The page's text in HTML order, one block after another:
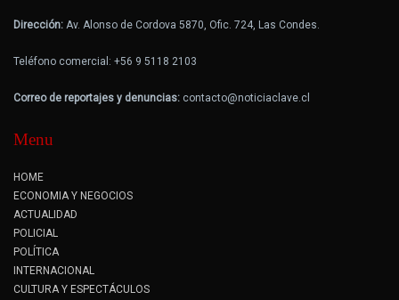
Dirección: Av. Alonso de Cordova 5870, Ofic. 724, Las Condes.
Teléfono comercial: +56 9 5118 2103
Correo de reportajes y denuncias: contacto@noticiaclave.cl
Menu
HOME
ECONOMIA Y NEGOCIOS
ACTUALIDAD
POLICIAL
POLÍTICA
INTERNACIONAL
CULTURA Y ESPECTÁCULOS